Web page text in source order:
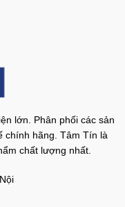
lớn. Phân phối các sản
chính hãng. Tâm Tín là
chất lượng nhất.